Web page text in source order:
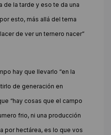
de la tarde y eso te da una
esto, más allá del tema
de ver un ternero nacer”
hay que llevarlo “en la
de generación en
“hay cosas que el campo
frio, ni una producción
por hectárea, es lo que vos